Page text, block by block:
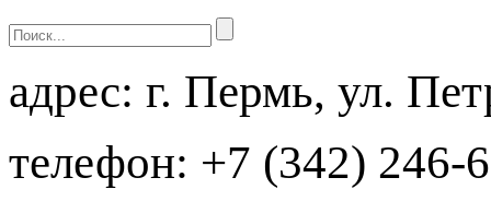
адрес: г. Пермь, ул.
телефон: +7 (342) 246-